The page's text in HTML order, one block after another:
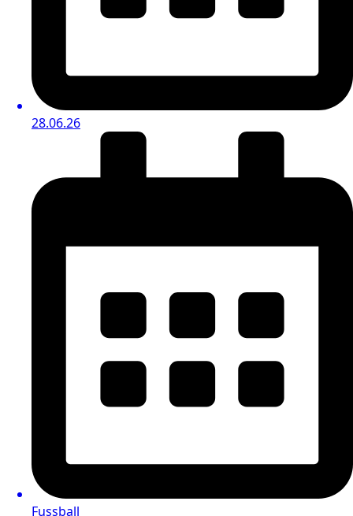
28.06.26
Fussball